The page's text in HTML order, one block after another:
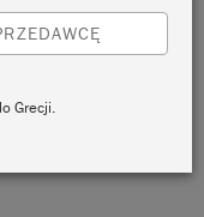
Grecji.